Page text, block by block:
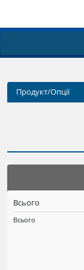
Продукт/Опції
Всього
Всього